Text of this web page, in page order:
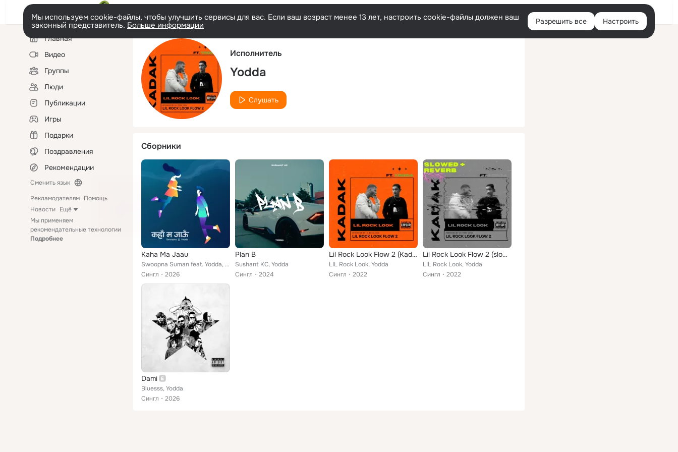
Русский Войти
Мы используем cookie-файлы, чтобы улучшить сервисы для вас. Если ваш возраст менее 13 лет, настроить cookie-файлы должен ваш
законный представитель. Больше информации Разрешить все Настроить
Левая
колонкаГлавная
Видео
Группы
Люди
Публикации
Игры
Подарки
Поздравления
Рекомендации
Сменить язык
Рекламодателям Помощь
Новости Ещё
Мы применяем
рекомендательные технологии
Подробнее
Исполнитель
Yodda
Слушать
Сборники
Kaha Ma Jaau
Swoopna Suman feat. Yodda, Rohit Shakya
Сингл
2026
Plan B
Sushant KC, Yodda
Сингл
2024
Lil Rock Look Flow 2 (Kadak)
LIL Rock Look, Yodda
Сингл
2022
Lil Rock Look Flow 2 (slowed + reverb)
LIL Rock Look, Yodda
Сингл
2022
Dami
Bluesss, Yodda
Сингл
2026